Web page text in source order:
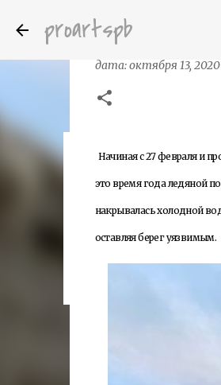
proartspb
Бумажные
дата:октября 14, 2022
дата:октября 13, 2020
Начиная с 27 февраля и
это время года ледяной
накрывалась холодной
оставляя берег уязвимым.